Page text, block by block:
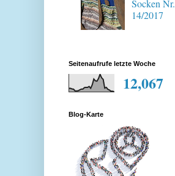
Socken Nr.
14/2017
Seitenaufrufe letzte Woche
12,067
Blog-Karte